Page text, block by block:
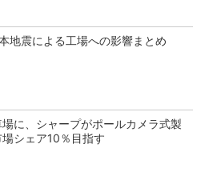
地震による工場への影響まとめ
に、シャープがポールカメラ式製
シェア10％目指す